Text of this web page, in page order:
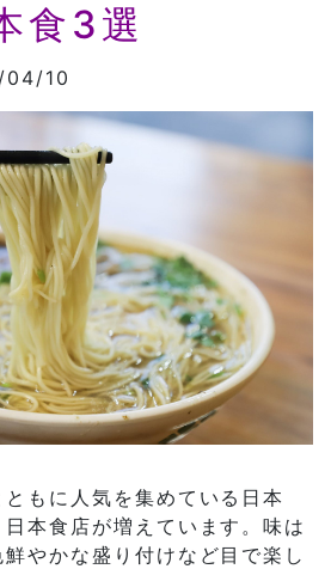
食3選
10
もに人気を集めている日本
本食店が増えています。味は
やかな盛り付けなど目で楽し